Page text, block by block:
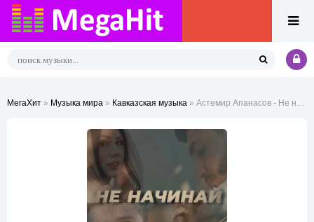
МегаХит » Музыка мира » Кавказская музыка » Астемир Апанасов - Не начинай (Сун д1а ма йололахь)